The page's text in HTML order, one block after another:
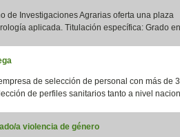
de Investigaciones Agrarias oferta una plaza
aplicada. Titulación específica: Grado
de selección de personal con más de
de perfiles sanitarios tanto a nivel
a violencia de género